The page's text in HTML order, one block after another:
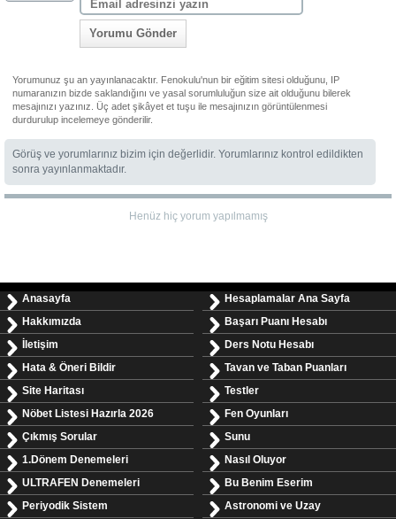
Yorumu Gönder
Yorumunuz şu an yayınlanacaktır. Fenokulu'nun bir eğitim sitesi olduğunu, IP
numaranızın bizde saklandığını ve yasal sorumluluğun size ait olduğunu bilerek
mesajınızı yazınız. Üç adet şikâyet et tuşu ile mesajınızın görüntülenmesi
durdurulup incelemeye gönderilir.
Görüş ve yorumlarınız bizim için değerlidir. Yorumlarınız kontrol edildikten
sonra yayınlanmaktadır.
Henüz hiç yorum yapılmamış
Anasayfa
Hakkımızda
İletişim
Hata & Öneri Bildir
Site Haritası
Nöbet Listesi Hazırla 2026
Çıkmış Sorular
1.Dönem Denemeleri
ULTRAFEN Denemeleri
Periyodik Sistem
Hesaplamalar Ana Sayfa
Başarı Puanı Hesabı
Ders Notu Hesabı
Tavan ve Taban Puanları
Testler
Fen Oyunları
Sunu
Nasıl Oluyor
Bu Benim Eserim
Astronomi ve Uzay